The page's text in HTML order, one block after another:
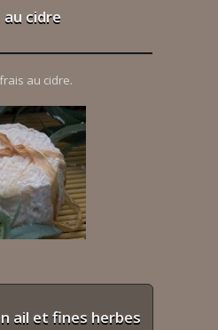
cidre
au cidre.
ail et fines herbes